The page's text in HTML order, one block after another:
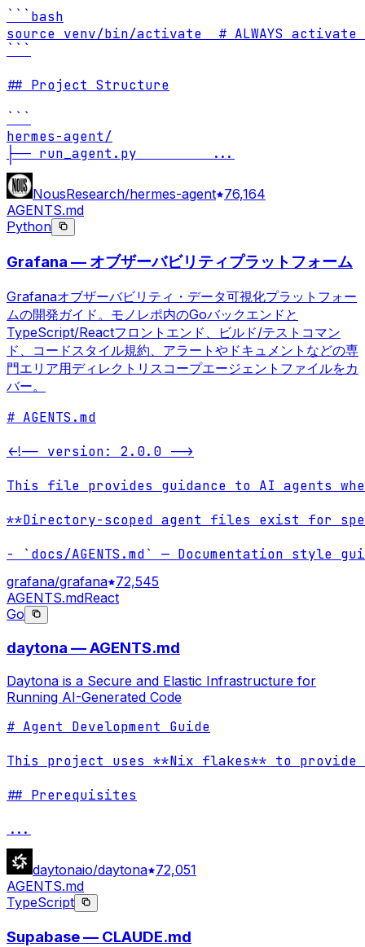
```bash
source venv/bin/activate  # ALWAYS
## Project Structure
hermes-agent/
├── run_agent.py
...
NousResearch/hermes-agent 76,164
AGENTS.md
Python
Grafana — オブザーバビリティプラットフォーム
Grafanaオブザーバビリティ・データ可視化プラットフォー
ムの開発ガイド。モノレポ内のGoバックエンドと
TypeScript/Reactフロントエンド、ビルド/テストコマン
ド、コードスタイル規約、アラートやドキュメントなどの専
門エリア用ディレクトリスコープエージェントファイルをカ
バー。
# AGENTS.md
<!-- version: 2.0.0 -->
This file provides guidance to AI agents
**Directory-scoped agent files exist for
- `docs/AGENTS.md` — Documentation style
grafana/grafana 72,545
AGENTS.mdReact
Go
daytona — AGENTS.md
Daytona is a Secure and Elastic Infrastructure for
Running AI-Generated Code
# Agent Development Guide
This project uses **Nix flakes** to provide
## Prerequisites
...
daytonaio/daytona 72,051
AGENTS.md
TypeScript
Supabase — CLAUDE.md